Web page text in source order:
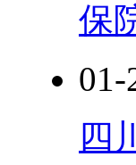
保
01-
四